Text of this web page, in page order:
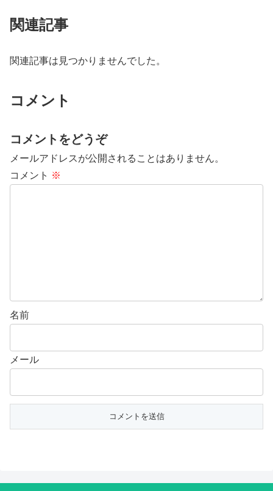
関連記事
関連記事は見つかりませんでした。
コメント
コメントをどうぞ
メールアドレスが公開されることはありません。
コメント ※
名前
メール